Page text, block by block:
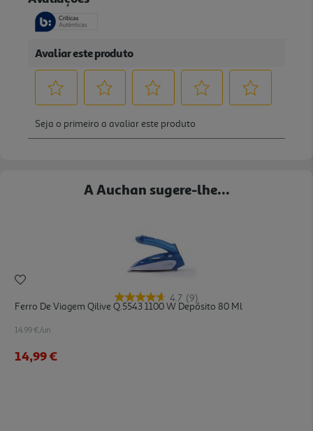
A Auchan sugere-lhe...
4.7 (9)
Ferro De Viagem Qilive Q.5543 1100 W Depósito 80 Ml
14.99 €/un
14,99 €